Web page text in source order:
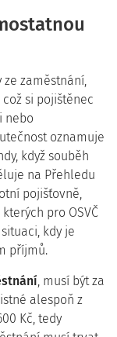
zaměstnání,
si pojištěnec
nebo
oznamuje
když souběh
na Přehledu
pojišťovně,
pro OSVČ
kdy je
příjmů.
, musí být za
alespoň z
Kč, tedy